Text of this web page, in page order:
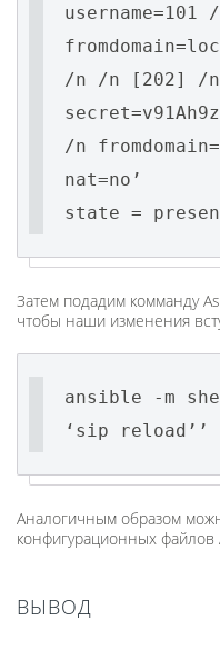
username=101
/n /n [202] /n
/n
nat=no’
state =
Затем подадим комманду
чтобы наши изменения
ansible -m
‘sip reload’’
Аналогичным образом
конфигурационных файлов
ВЫВОД